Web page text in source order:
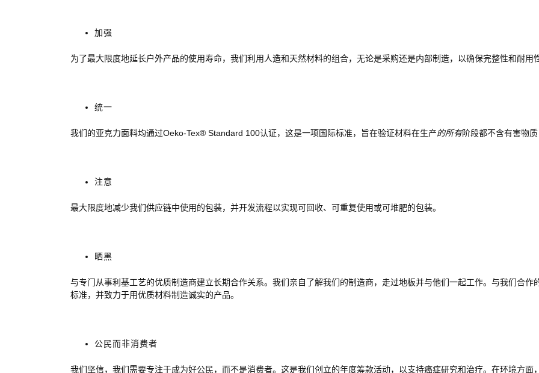
加强
为了最大限度地延长户外产品的使用寿命，我们利用人造和天然材料的组合，无论是采购还是内部制造，以确保完整性和耐用性
统一
我们的亚克力面料均通过Oeko-Tex® Standard 100认证，这是一项国际标准，旨在验证材料在生产的所有阶段都不含有害物质
注意
最大限度地减少我们供应链中使用的包装，并开发流程以实现可回收、可重复使用或可堆肥的包装。
晒黑
与专门从事利基工艺的优质制造商建立长期合作关系。我们亲自了解我们的制造商，走过地板并与他们一起工作。与我们合
标准，并致力于用优质材料制造诚实的产品。
公民而非消费者
我们坚信，我们需要专注于成为好公民，而不是消费者。这是我们创立的年度筹款活动，以支持癌症研究和治疗。在环境方面